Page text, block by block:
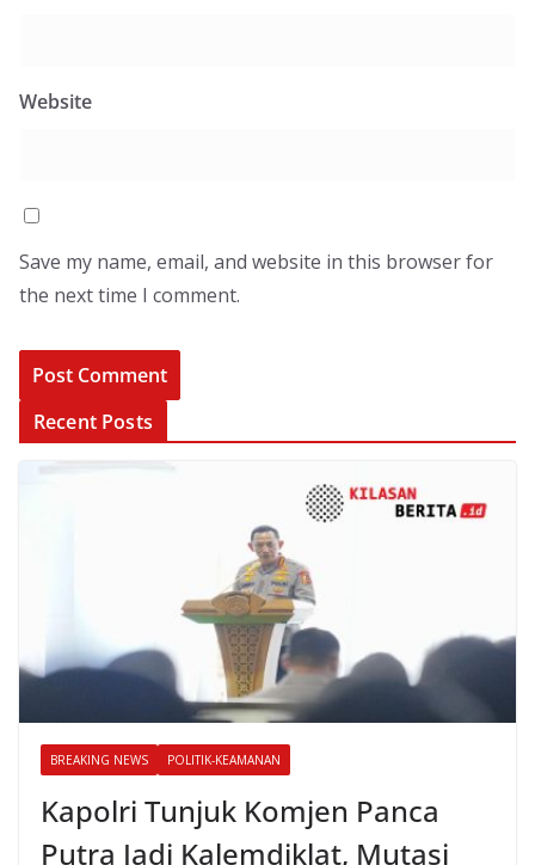
Website
Save my name, email, and website in this browser for
the next time I comment.
Recent Posts
BREAKING NEWS POLITIK-KEAMANAN
Kapolri Tunjuk Komjen Panca
Putra Jadi Kalemdiklat, Mutasi